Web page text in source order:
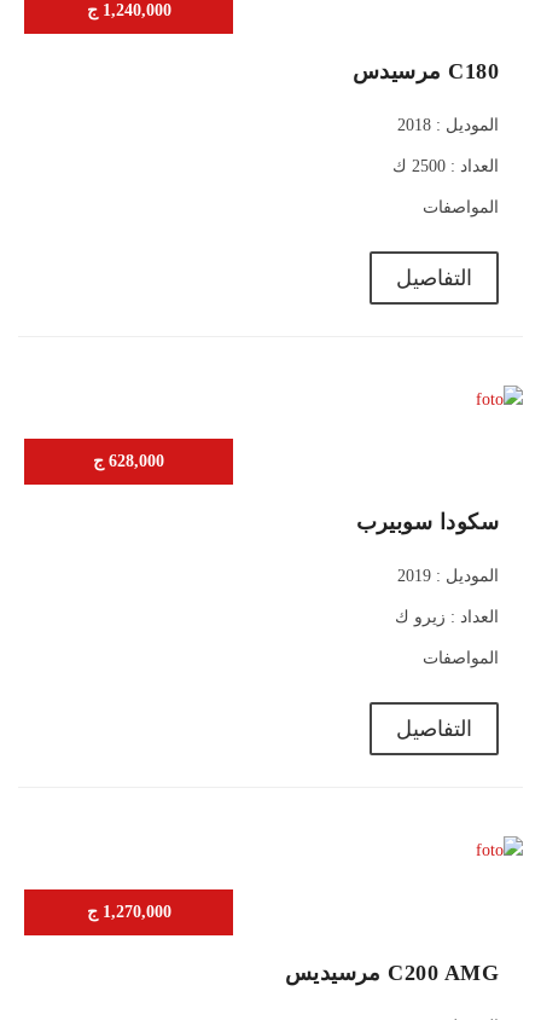
1,240,000 ج
C180 مرسيدس
الموديل : 2018
العداد : 2500 ك
المواصفات
التفاصيل
628,000 ج
سكودا سوبيرب
الموديل : 2019
العداد : زيرو ك
المواصفات
التفاصيل
1,270,000 ج
C200 AMG مرسيديس